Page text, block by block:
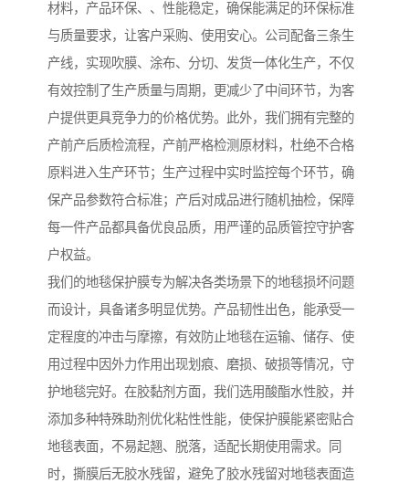
材料，产品环保、、性能稳定，确保能满足的环保标准
与质量要求，让客户采购、使用安心。公司配备三条生
产线，实现吹膜、涂布、分切、发货一体化生产，不仅
有效控制了生产质量与周期，更减少了中间环节，为客
户提供更具竞争力的价格优势。此外，我们拥有完整的
产前产后质检流程，产前严格检测原材料，杜绝不合格
原料进入生产环节；生产过程中实时监控每个环节，确
保产品参数符合标准；产后对成品进行随机抽检，保障
每一件产品都具备优良品质，用严谨的品质管控守护客
户权益。
我们的地毯保护膜专为解决各类场景下的地毯损坏问题
而设计，具备诸多明显优势。产品韧性出色，能承受一
定程度的冲击与摩擦，有效防止地毯在运输、储存、使
用过程中因外力作用出现划痕、磨损、破损等情况，守
护地毯完好。在胶黏剂方面，我们选用酸酯水性胶，并
添加多种特殊助剂优化粘性性能，使保护膜能紧密贴合
地毯表面，不易起翘、脱落，适配长期使用需求。同
时，撕膜后无胶水残留，避免了胶水残留对地毯表面造